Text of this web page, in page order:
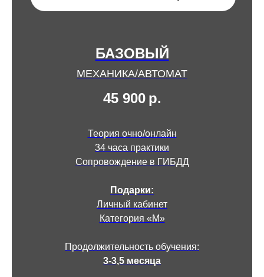
БАЗОВЫЙ
МЕХАНИКА/АВТОМАТ
45 900 р.
Теория очно/онлайн
34 часа практики
Сопровождение в ГИБДД
Подарки:
Личный кабинет
Категория «М»
Продолжительность обучения:
3-3,5 месяца